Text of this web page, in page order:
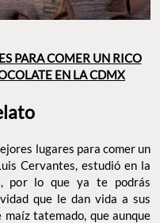
PARA COMER UN RICO
EN LA CDMX
lugares para comer un
Cervantes, estudió en la
por lo que ya te podrás
que le dan vida a sus
tatemado, que aunque